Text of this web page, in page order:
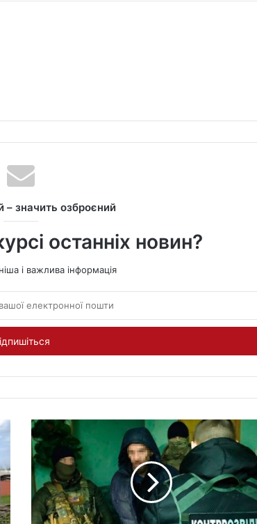
значить озброєний
останніх новин?
і важлива інформація